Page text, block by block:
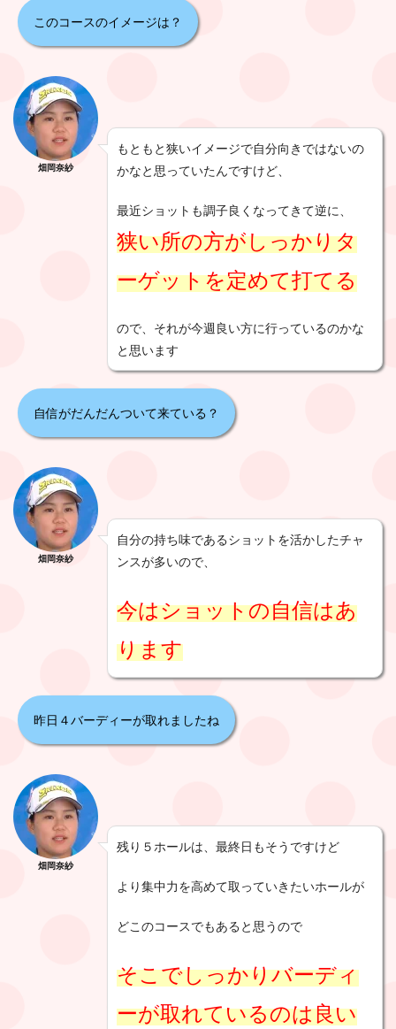
このコースのイメージは？
畑岡奈紗
もともと狭いイメージで自分向きではないの
かなと思っていたんですけど、
最近ショットも調子良くなってきて逆に、
狭い所の方がしっかりタ
ーゲットを定めて打てる
ので、それが今週良い方に行っているのかな
と思います
自信がだんだんついて来ている？
畑岡奈紗
自分の持ち味であるショットを活かしたチャ
ンスが多いので、
今はショットの自信はあ
ります
昨日４バーディーが取れましたね
畑岡奈紗
残り５ホールは、最終日もそうですけど
より集中力を高めて取っていきたいホールが
どこのコースでもあると思うので
そこでしっかりバーディ
ーが取れているのは良い